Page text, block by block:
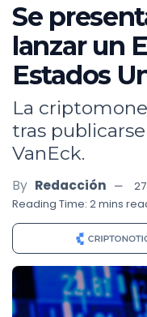
Se
lanzar un
Estados
La
tras
VanEck.
By Redacción
Reading Time: 2 mins